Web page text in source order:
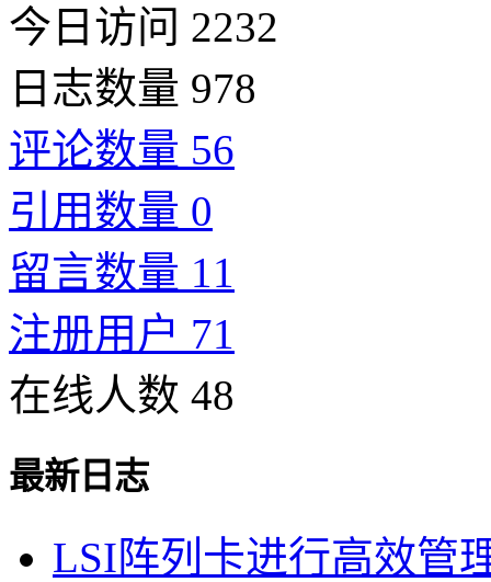
今日访问 2232
日志数量 978
评论数量 56
引用数量 0
留言数量 11
注册用户 71
在线人数 48
最新日志
LSI阵列卡进行高效管